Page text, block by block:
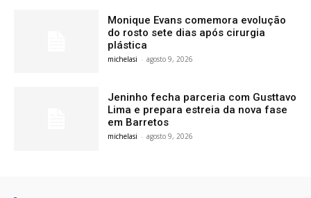
Monique Evans comemora evolução
do rosto sete dias após cirurgia
plástica
michelasi - agosto 9, 2026
Jeninho fecha parceria com Gusttavo
Lima e prepara estreia da nova fase
em Barretos
michelasi - agosto 9, 2026